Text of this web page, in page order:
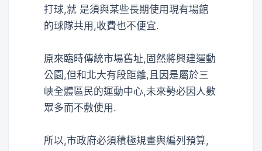
打球,就 是須與某些長期使用現有場館
的球隊共用,收費也不便宜.
原來臨時傳統市場舊址,固然將興建運動
公園,但和北大有段距離,且因是屬於三
峽全體區民的運動中心,未來勢必因人數
眾多而不敷使用.
所以,市政府必須積極規畫與編列預算,